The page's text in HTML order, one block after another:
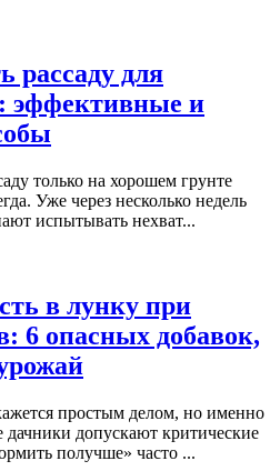
рассаду для
эффективные и
только на хорошем грунте
Уже через несколько недель
испытывать нехват...
в лунку при
6 опасных добавок,
простым делом, но именно
дачники допускают критические
получше» часто ...